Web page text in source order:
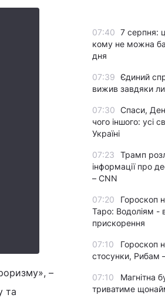
–
та
07:40 7 серпня:
кому не можна
дня
07:39 Єдиний
вижив завдяки
07:30 Спаси,
чого іншого: усі
Україні
07:23
Трамп
інформації про
– CNN
07:20
Гороскоп
Таро: Водоліям -
прискорення
07:10
Гороскоп
стосунки, Рибам
07:10
Магнітна
триватиме